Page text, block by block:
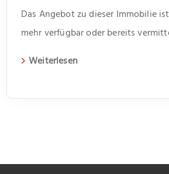
Das Angebot zu dieser Immobilie
mehr verfügbar oder bereits
Weiterlesen